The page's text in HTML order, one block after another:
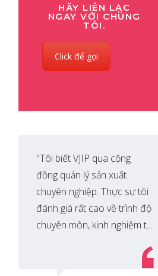
HÃY LIÊN LẠC
NGAY VỚI CHÚNG
TÔI.
Click để gọi
"Tôi biết VJIP qua cộng
đồng quản lý sản xuất
chuyên nghiệp. Thực sự tôi
đánh giá rất cao về trình độ
chuyên môn, kinh nghiệm t...